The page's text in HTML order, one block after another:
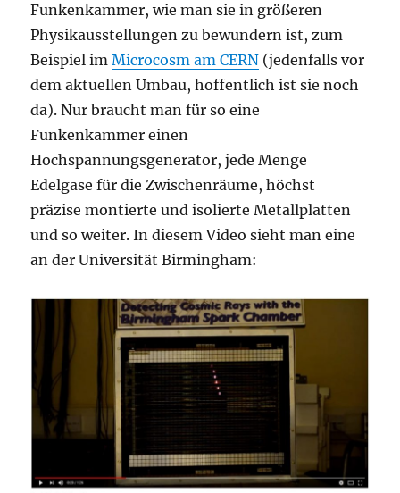
Funkenkammer, wie man sie in größeren
Physikausstellungen zu bewundern ist, zum
Beispiel imMicrocosm am CERN (jedenfalls vor
dem aktuellen Umbau, hoffentlich ist sie noch
da). Nur braucht man für so eine
Funkenkammer einen
Hochspannungsgenerator, jede Menge
Edelgase für die Zwischenräume, höchst
präzise montierte und isolierte Metallplatten
und so weiter. In diesem Video sieht man eine
an der Universität Birmingham: